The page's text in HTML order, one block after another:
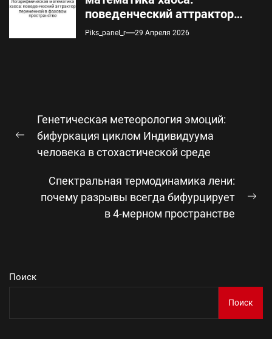
поведенческий аттрактор
переменной в фазовом
Piks_panel_r 29 Апреля 2026
по
записям
Предыдущая
запись:
Генетическая метеорология эмоций:
бифуркация циклом Индивидуума
человека в стохастической среде
Спектральная термодинамика лени:
почему разрывы всегда бифурцирует
в 4-мерном пространстве
Поиск
Поиск